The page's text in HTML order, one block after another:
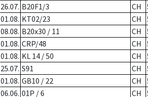
26.07. B20F1/3 CH
01.08. KT02/23 CH
08.08. B20x30 / 11 CH
01.08. CRP/48 CH
01.08. KL 14 / 50 CH
25.07. S91 CH
01.08. GB10 / 22 CH
06.06. 01P / 6 CH